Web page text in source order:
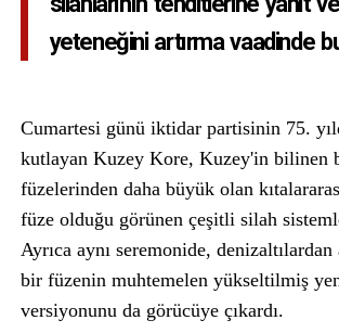
yeteneğini artırma vaadinde
Cumartesi günü iktidar partisinin 75.
kutlayan Kuzey Kore, Kuzey'in bilinen
füzelerinden daha büyük olan
füze olduğu görünen çeşitli silah
Ayrıca aynı seremonide,
bir füzenin muhtemelen yükseltilmiş
versiyonunu da görücüye çıkardı.